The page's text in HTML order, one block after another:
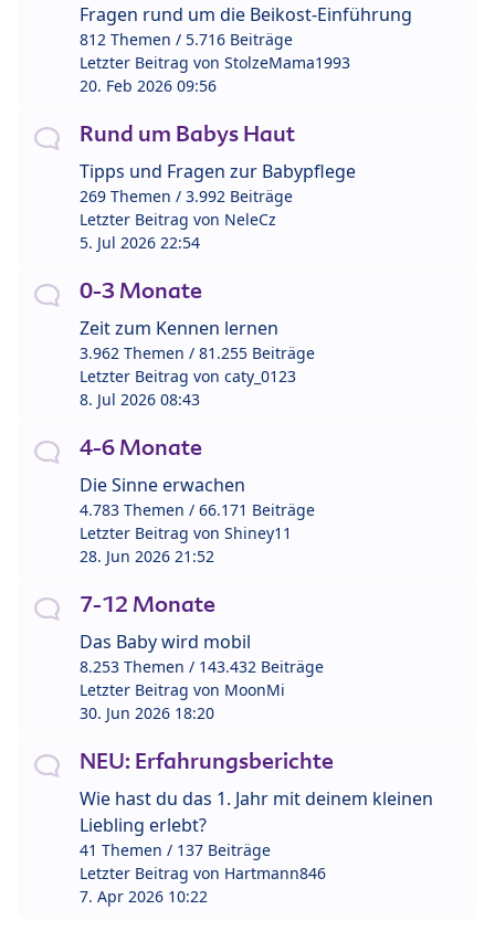
Fragen rund um die Beikost-Einführung
812 Themen / 5.716 Beiträge
Letzter Beitrag von StolzeMama1993
20. Feb 2026 09:56
Rund um Babys Haut
Tipps und Fragen zur Babypflege
269 Themen / 3.992 Beiträge
Letzter Beitrag von NeleCz
5. Jul 2026 22:54
0-3 Monate
Zeit zum Kennen lernen
3.962 Themen / 81.255 Beiträge
Letzter Beitrag von caty_0123
8. Jul 2026 08:43
4-6 Monate
Die Sinne erwachen
4.783 Themen / 66.171 Beiträge
Letzter Beitrag von Shiney11
28. Jun 2026 21:52
7-12 Monate
Das Baby wird mobil
8.253 Themen / 143.432 Beiträge
Letzter Beitrag von MoonMi
30. Jun 2026 18:20
NEU: Erfahrungsberichte
Wie hast du das 1. Jahr mit deinem kleinen
Liebling erlebt?
41 Themen / 137 Beiträge
Letzter Beitrag von Hartmann846
7. Apr 2026 10:22